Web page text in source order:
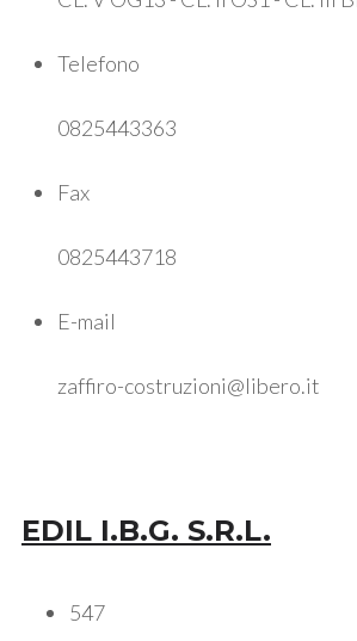
Telefono
0825443363
Fax
0825443718
E-mail
zaffiro-costruzioni@libero.it
EDIL I.B.G. S.R.L.
547